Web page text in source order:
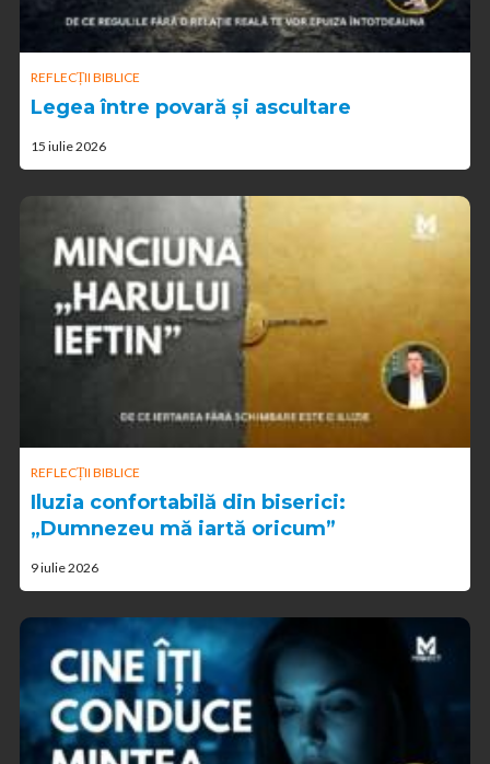
REFLECȚII BIBLICE
Legea între povară și ascultare
15 iulie 2026
REFLECȚII BIBLICE
Iluzia confortabilă din biserici:
„Dumnezeu mă iartă oricum”
9 iulie 2026